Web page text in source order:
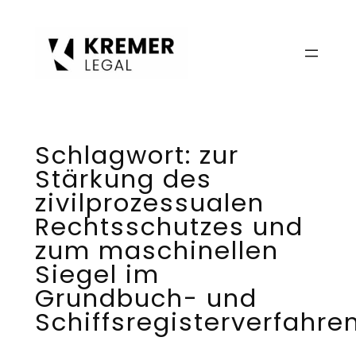
Schlagwort: zur
Stärkung des
zivilprozessualen
Rechtsschutzes und
zum maschinellen
Siegel im
Grundbuch- und